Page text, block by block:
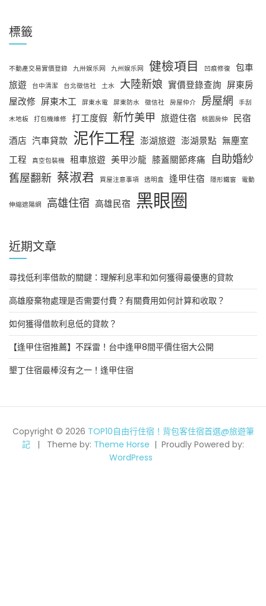
標籤
不動產交易實價登錄 九卅娱乐网 九州娱乐网 健檢項目 凹痕修復
包車
旅遊
台中清潔 台北徵信社 土水 大陸新娘 實價登錄查詢 屏東房
屋改修 屏東木工 屏東水電 屏東防水 徵信社 房屋仲介 房屋網
手刮
木地板
打包機維修 打工度假 新竹美甲 旅遊住宿 桃園房仲
民宿
酒店 汽車貸款 泥作工程 澎湖旅遊 澎湖景點 無塵室
工程
真空包裝機 租車旅遊 美甲沙龍 膝蓋關節疼痛
自助婚紗
舊屋翻新 蔡淑君 買屋注意事項 透明盒 逢甲住宿 隱形鐵窗 電動
伸縮遮陽網 高雄住宿 高雄民宿 黑眼圈
近期文章
尋找低利率借款的關鍵：理解利息率和如何獲得最優惠的貸款
高雄廢棄物處理是否需要付費？有關費用如何計算和收取？
如何獲得借款利息低的貸款？
【逢甲住宿推薦】不踩雷！台中逢甲8間平價住宿大公開
墾丁住宿最棒沒有之一！逢甲住宿
Copyright © 2026 TOP10自由行住宿！背包客住宿首選@旅遊筆
記
Theme by: Theme Horse
Proudly Powered by:
WordPress